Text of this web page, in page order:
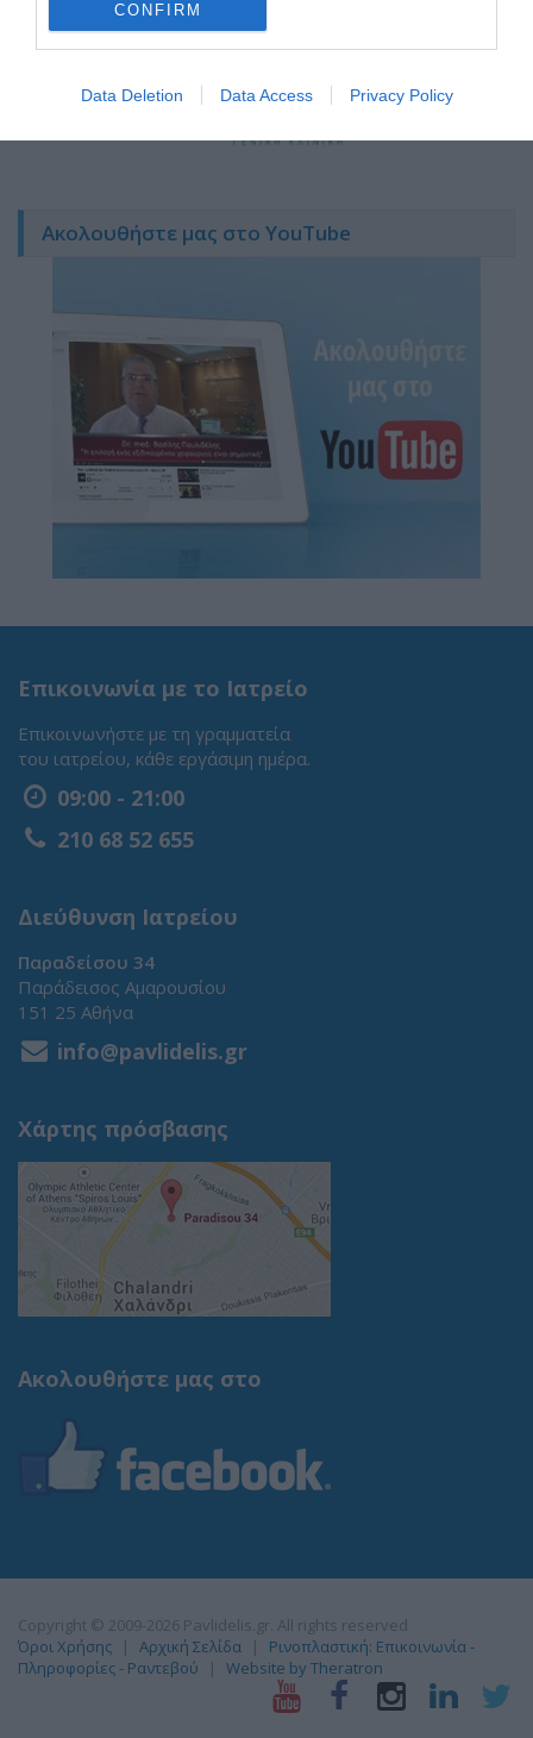
CONFIRM
Data Deletion Data Access Privacy Policy
Ακολουθήστε μας στο YouTube
Επικοινωνία με το Ιατρείο
Επικοινωνήστε με τη γραμματεία
του ιατρείου, κάθε εργάσιμη ημέρα.
09:00 - 21:00
210 68 52 655
Διεύθυνση Ιατρείου
Παραδείσου 34
Παράδεισος Αμαρουσίου
151 25 Αθήνα
info@pavlidelis.gr
Χάρτης πρόσβασης
Ακολουθήστε μας στο
Copyright © 2009-2026 Pavlidelis.gr. All rights reserved
Όροι Χρήσης
Αρχική Σελίδα
Ρινοπλαστική: Επικοινωνία -
Πληροφορίες - Ραντεβού
Website by Theratron